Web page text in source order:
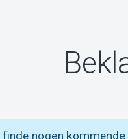
finde nogen